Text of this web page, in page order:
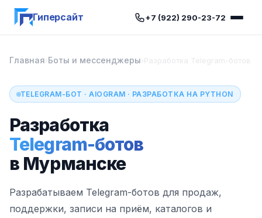
Гиперсайт +7 (922) 290-23-72
Главная›Боты и мессенджеры›Разработка Telegram-ботов
TELEGRAM-БОТ · AIOGRAM · РАЗРАБОТКА НА PYTHON
Разработка
Telegram-ботов
в Мурманске
Разрабатываем Telegram-ботов для продаж,
поддержки, записи на приём, каталогов и